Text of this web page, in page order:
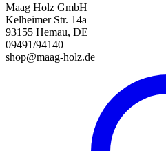
Maag Holz GmbH
Kelheimer Str. 14a
93155 Hemau, DE
09491/94140
shop@maag-holz.de